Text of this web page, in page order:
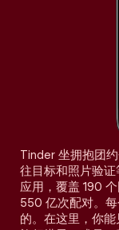
Tinder 坐拥抱团
往目标和照片验
应用，覆盖 190
550 亿次配对。
的。在这里，你能